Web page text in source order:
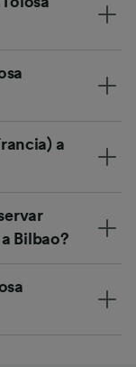
a
Bilbao?